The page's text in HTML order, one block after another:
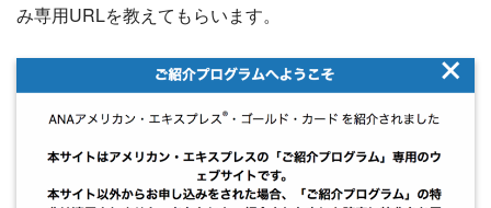
み専用URLを教えてもらいます。